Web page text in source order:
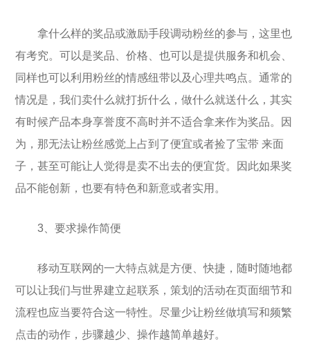
拿什么样的奖品或激励手段调动粉丝的参与，这里也
有考究。可以是奖品、价格、也可以是提供服务和机会、
同样也可以利用粉丝的情感纽带以及心理共鸣点。通常的
情况是，我们卖什么就打折什么，做什么就送什么，其实
有时候产品本身享誉度不高时并不适合拿来作为奖品。因
为，那无法让粉丝感觉上占到了便宜或者捡了宝带 来面
子，甚至可能让人觉得是卖不出去的便宜货。因此如果奖
品不能创新，也要有特色和新意或者实用。
3、要求操作简便
移动互联网的一大特点就是方便、快捷，随时随地都
可以让我们与世界建立起联系，策划的活动在页面细节和
流程也应当要符合这一特性。尽量少让粉丝做填写和频繁
点击的动作，步骤越少、操作越简单越好。